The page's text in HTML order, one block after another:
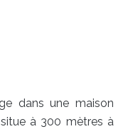
dans une maison
à 300 mètres à